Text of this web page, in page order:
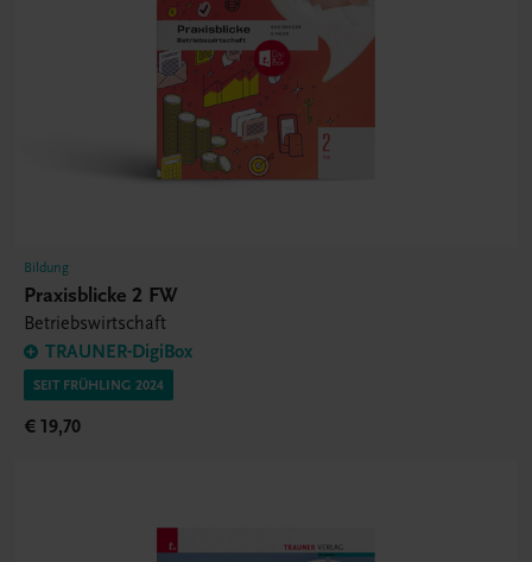
Bildung
Praxisblicke 2 FW
Betriebswirtschaft
TRAUNER-DigiBox
SEIT FRÜHLING 2024
€ 19,70